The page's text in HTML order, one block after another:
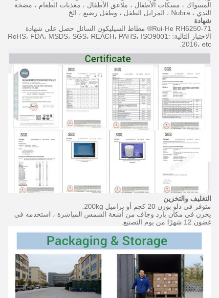
المسواك ، مسكات الأطفال ، ملاعق الأطفال ، مغذيات الطعام ، مضخة
الثدي ، Nubra ، المرايل الطفل ، وطفل رضيع ، الخ.
شهادة
Rui-He RH6250-71® مطاط السيليكون السائل حصل على شهادة
الاختبار التالية: RoHS، FDA، MSDS، SGS، REACH، PAHS، ISO9001:
2016، etc.
التغليف والتخزين
متوفر في دلو بوزن 20 كجم أو براميل 200kg.
يخزن في مكان بارد وجاف من أشعة الشمس المباشرة ، استخدمه في
غضون 12 شهرًا من يوم التصنيع.